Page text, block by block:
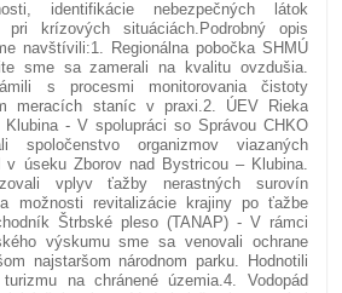
identifikácie nebezpečných látok
krízových situáciách.Podrobný opis
navštívili:1. Regionálna pobočka SHMÚ
sme sa zamerali na kvalitu ovzdušia.
s procesmi monitorovania čistoty
meracích staníc v praxi.2. ÚEV Rieka
Klubina - V spolupráci so Správou CHKO
spoločenstvo organizmov viazaných
v úseku Zborov nad Bystricou – Klubina.
vplyv ťažby nerastných surovín
možnosti revitalizácie krajiny po ťažbe
Štrbské pleso (TANAP) - V rámci
výskumu sme sa venovali ochrane
najstaršom národnom parku. Hodnotili
na chránené územia.4. Vodopád